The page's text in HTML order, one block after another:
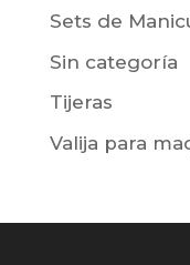
Sets de
Sin categoría
Tijeras
Valija para